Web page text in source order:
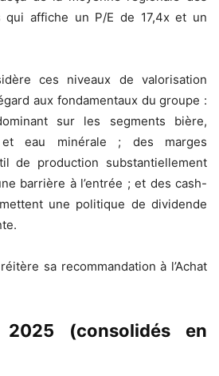
qui affiche un P/E de 17,4x et un
ces niveaux de valorisation
aux fondamentaux du groupe :
sur les segments bière,
et eau minérale ; des marges
de production substantiellement
barrière à l’entrée ; et des cash-
une politique de dividende
sa recommandation à l’Achat
(consolidés en